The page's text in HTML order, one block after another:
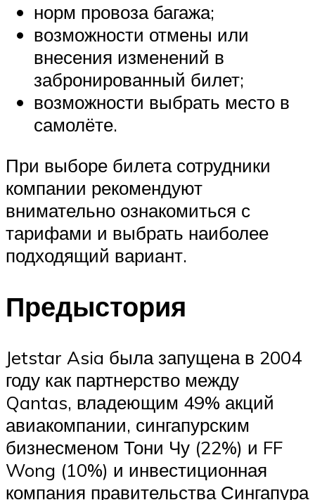
норм провоза багажа;
возможности отмены или
внесения изменений в
забронированный билет;
возможности выбрать место в
самолёте.
При выборе билета сотрудники
компании рекомендуют
внимательно ознакомиться с
тарифами и выбрать наиболее
подходящий вариант.
Предыстория
Jetstar Asia была запущена в 2004
году как партнерство между
Qantas, владеющим 49% акций
авиакомпании, сингапурским
бизнесменом Тони Чу (22%) и FF
Wong (10%) и инвестиционная
компания правительства Сингапура